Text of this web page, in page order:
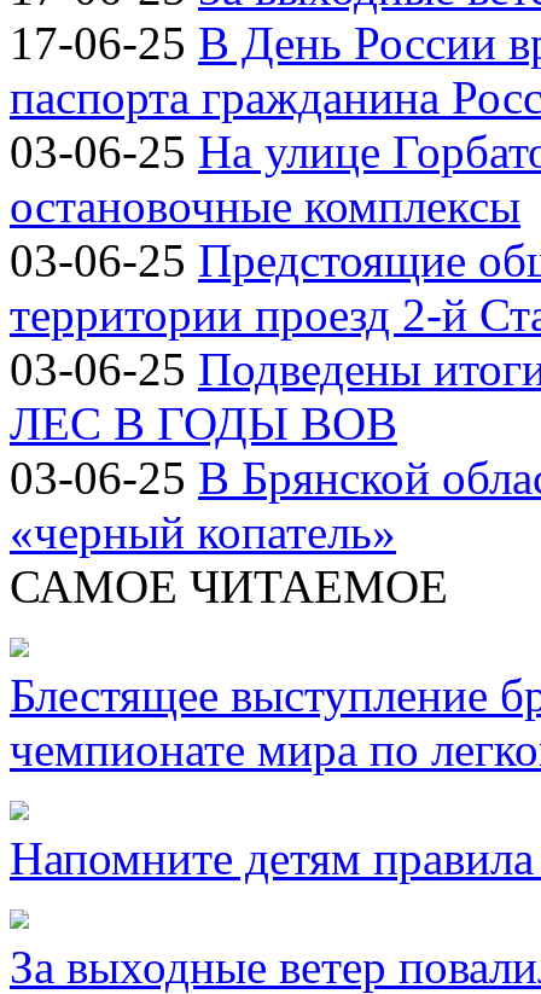
17-06-25 В День России
паспорта гражданина
03-06-25 На улице
остановочные комплексы
03-06-25 Предстоящие
территории проезд 2-й
03-06-25 Подведены
ЛЕС В ГОДЫ ВОВ
03-06-25 В Брянской
«черный копатель»
САМОЕ ЧИТАЕМОЕ
Блестящее выступление
чемпионате мира по
Напомните детям
За выходные ветер